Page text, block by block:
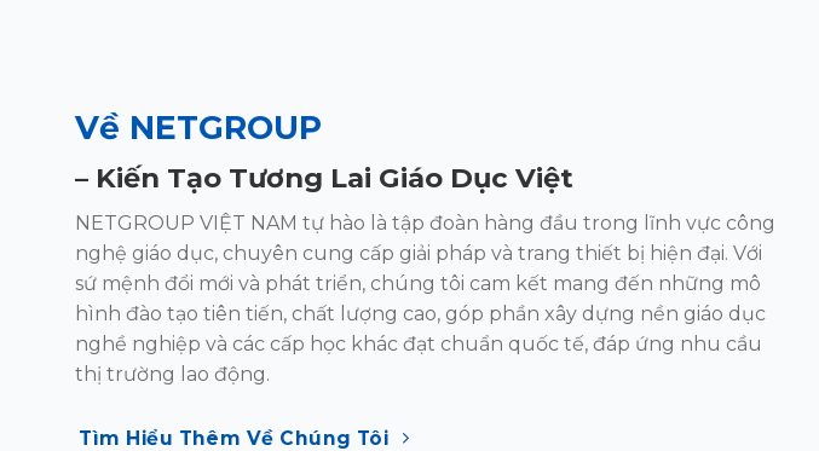
Về NETGROUP
– Kiến Tạo Tương Lai Giáo Dục Việt
NETGROUP VIỆT NAM tự hào là tập đoàn hàng đầu trong lĩnh vực công
nghệ giáo dục, chuyên cung cấp giải pháp và trang thiết bị hiện đại. Với
sứ mệnh đổi mới và phát triển, chúng tôi cam kết mang đến những mô
hình đào tạo tiên tiến, chất lượng cao, góp phần xây dựng nền giáo dục
nghề nghiệp và các cấp học khác đạt chuẩn quốc tế, đáp ứng nhu cầu
thị trường lao động.
Tìm Hiểu Thêm Về Chúng Tôi